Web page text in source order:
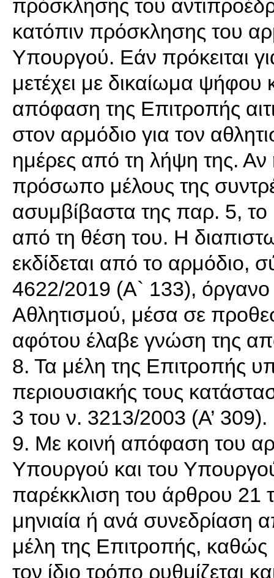
πρόσκλησης του
κατόπιν πρόσκλησης του
Υπουργού. Εάν πρόκειται
μετέχει με δικαίωμα
απόφαση της Επιτροπής
στον αρμόδιο για τον
ημέρες από τη λήψη της. Αν
πρόσωπο μέλους της
ασυμβίβαστα της παρ. 5, το
από τη θέση του. Η
εκδίδεται από το
4622/2019 (Α` 133), όργανο
Αθλητισμού, μέσα σε
αφότου έλαβε γνώση της
8. Τα μέλη της Επιτροπής
περιουσιακής τους
3 του ν. 3213/2003 (Α’ 309).
9. Με κοινή απόφαση του
Υπουργού και του
παρέκκλιση του άρθρου 21
μηνιαία ή ανά συνεδρίαση
μέλη της Επιτροπής,
τον ίδιο τρόπο ρυθμίζεται